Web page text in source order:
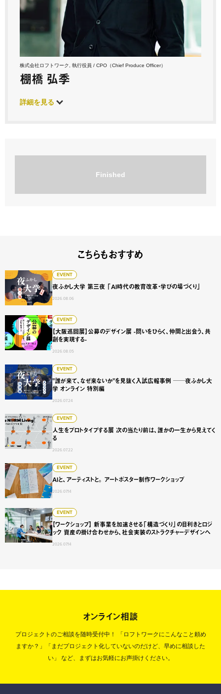
株式会社ロフトワーク, 執行役員 / CPO（Chief Produce Officer）
棚橋 弘季
詳細を見る
Finished
こちらもおすすめ
EVENT
夜ふかし大学 第三夜 「AI時代の教育改革・学びの場づくり」
2026.08.06
夜ふかし大学 第三夜 「AI時代の教育改革・学びの場づくり」
EVENT
【大阪巡回展】公募のデザイン展 -問いをひらく、仲間と出会う、共
創を実現する-
2026.08.05
【大阪巡回展】公募のデザイン展 -問いをひらく、仲間と出
EVENT
"誰が来て、なぜ来ないか"を見抜く入試広報事例 ──夜ふかし大
学 オンライン 特別編
2026.07.24
"誰が来て、なぜ来ないか"を見抜く入試広報事例 ──夜ふか
EVENT
人生をプロトタイプする展 次の当たり前は、誰かの一生から見えてく
る
2026.07.22
人生をプロトタイプする展 次の当たり前は、誰かの一生か
EVENT
AIと、アーティストと。 アートポスター制作ワークショップ
2026.07.14
AIと、アーティストと。 アートポスター制作ワークショップ
EVENT
【ワークショップ】 新事業を加速させる「構造づくり」の目利きとロジ
ック 資産の掛け合わせから、社会実装のストラクチャーデザインへ
2026.07.14
【ワークショップ】 新事業を加速させる「構造づくり」の
オンライン相談
プロジェクトのご相談を随時受付中！
「ロフトワークにこんなこと頼め
ますか？」「まだプロジェクト化していないのだけど、早めに相談した
い」
など、まずはお気軽にお声掛けください。